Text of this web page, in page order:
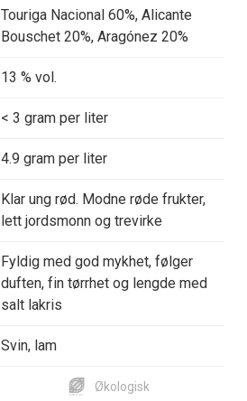
Touriga Nacional 60%, Alicante
Bouschet 20%, Aragónez 20%
13 % vol.
< 3 gram per liter
4.9 gram per liter
Klar ung rød. Modne røde frukter,
lett jordsmonn og trevirke
Fyldig med god mykhet, følger
duften, fin tørrhet og lengde med
salt lakris
Svin, lam
Økologisk